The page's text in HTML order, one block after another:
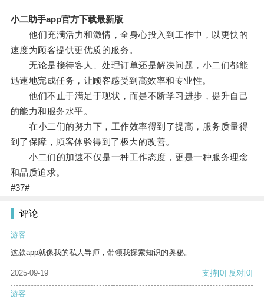
小二助手app官方下载最新版
他们充满活力和激情，全身心投入到工作中，以更快的
速度为顾客提供更优质的服务。
无论是接待客人、处理订单还是解决问题，小二们都能
迅速地完成任务，让顾客感受到高效率和专业性。
他们不止于满足于现状，而是不断学习进步，提升自己
的能力和服务水平。
在小二们的努力下，工作效率得到了提高，服务质量得
到了保障，顾客体验得到了极大的改善。
小二们的加速不仅是一种工作态度，更是一种服务理念
和品质追求。
#37#
评论
游客
这款app就像我的私人导师，带领我探索知识的奥秘。
2025-09-19 支持[0] 反对[0]
游客